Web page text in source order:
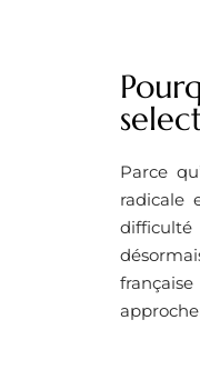
Parce
radicale